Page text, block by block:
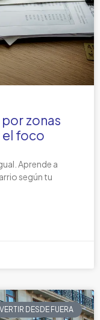
zonas
el foco
Aprende a
según tu
DESDE FUERA